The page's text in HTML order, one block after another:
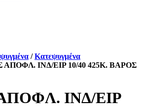
/Κατεψυγμένα
ΑΠΟΦΛ. ΙΝΔ/ΕΙΡ 10/40 425K. ΒΑΡΟΣ
ΙΝΔ/ΕΙΡ